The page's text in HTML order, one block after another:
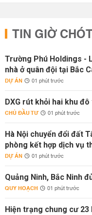
TIN GIỜ
Trường Phú Holdings -
nhà ở quân đội tại Bắc
DỰ ÁN 01 phút trước
DXG rút khỏi hai khu
CHỦ ĐẦU TƯ 01 phút trước
Hà Nội chuyển đổi đất
phòng kết hợp dịch vụ
DỰ ÁN 01 phút trước
Quảng Ninh, Bắc Ninh
QUY HOẠCH 01 phút trước
Hiện trạng chung cư